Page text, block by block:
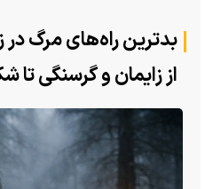
بدترین راه‌های مرگ در
از زایمان و گرسنگی تا